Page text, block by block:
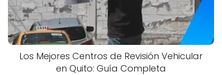
Los Mejores Centros de Revisión Vehicular
en Quito: Guía Completa